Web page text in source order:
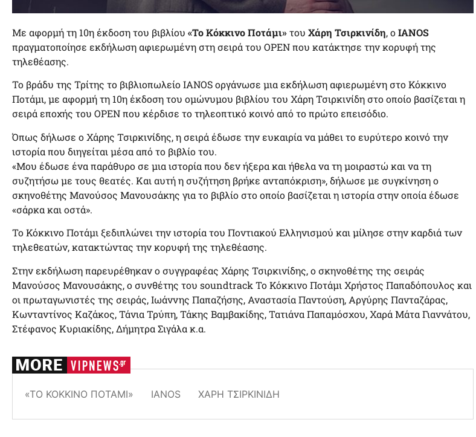
Με αφορμή τη 10η έκδοση του βιβλίου «Το Κόκκινο Ποτάμι»του Χάρη Τσιρκινίδη, οΙΑΝΟS
πραγματοποίησε εκδήλωση αφιερωμένη στη σειρά του OPEN που κατάκτησε την κορυφή της
τηλεθέασης.
Το βράδυ της Τρίτης το βιβλιοπωλείο ΙΑΝΟS οργάνωσε μια εκδήλωση αφιερωμένη στο Κόκκινο
Ποτάμι, με αφορμή τη 10η έκδοση του ομώνυμου βιβλίου του Χάρη Τσιρκινίδη στο οποίο βασίζεται η
σειρά εποχής του OPEN που κέρδισε το τηλεοπτικό κοινό από το πρώτο επεισόδιο.
Όπως δήλωσε ο Χάρης Τσιρκινίδης, η σειρά έδωσε την ευκαιρία να μάθει το ευρύτερο κοινό την
ιστορία που διηγείται μέσα από το βιβλίο του.
«Μου έδωσε ένα παράθυρο σε μια ιστορία που δεν ήξερα και ήθελα να τη μοιραστώ και να τη
συζητήσω με τους θεατές. Και αυτή η συζήτηση βρήκε ανταπόκριση», δήλωσε με συγκίνηση ο
σκηνοθέτης Μανούσος Μανουσάκης για το βιβλίο στο οποίο βασίζεται η ιστορία στην οποία έδωσε
«σάρκα και οστά».
Το Κόκκινο Ποτάμι ξεδιπλώνει την ιστορία του Ποντιακού Ελληνισμού και μίλησε στην καρδιά των
τηλεθεατών, κατακτώντας την κορυφή της τηλεθέασης.
Στην εκδήλωση παρευρέθηκαν ο συγγραφέας Χάρης Τσιρκινίδης, ο σκηνοθέτης της σειράς
Μανούσος Μανουσάκης, ο συνθέτης του soundtrack Το Κόκκινο Ποτάμι Χρήστος Παπαδόπουλος και
οι πρωταγωνιστές της σειράς, Ιωάννης Παπαζήσης, Αναστασία Παντούση, Αργύρης Πανταζάρας,
Κωνταντίνος Καζάκος, Τάνια Τρύπη, Τάκης Βαμβακίδης, Τατιάνα Παπαμόσχου, Χαρά Μάτα Γιαννάτου,
Στέφανος Κυριακίδης, Δήμητρα Σιγάλα κ.α.
«ΤΟ ΚΌΚΚΙΝΟ ΠΟΤΆΜΙ» ΙΑΝΟS ΧΆΡΗ ΤΣΙΡΚΙΝΊΔΗ